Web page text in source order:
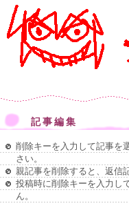
記事編集
削除キーを入力して記事を
さい。
親記事を削除すると、返信
投稿時に削除キーを入力し
ん。